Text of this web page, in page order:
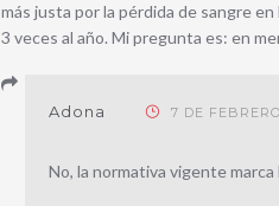
más justa por la pérdida de sangre
3 veces al año. Mi pregunta es: en
Adona 7 DE
No, la normativa vigente